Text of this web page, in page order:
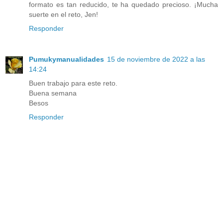
formato es tan reducido, te ha quedado precioso. ¡Mucha
suerte en el reto, Jen!
Responder
Pumukymanualidades 15 de noviembre de 2022 a las
14:24
Buen trabajo para este reto.
Buena semana
Besos
Responder